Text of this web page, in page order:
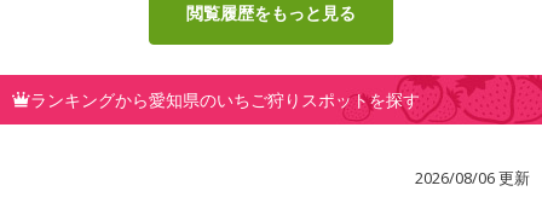
閲覧履歴をもっと見る
ランキングから愛知県のいちご狩りスポットを探す
2026/08/06 更新